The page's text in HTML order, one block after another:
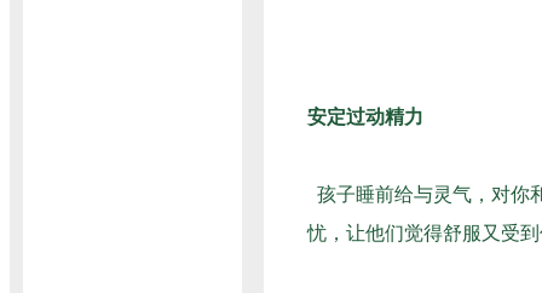
安定过动精力
孩子睡前给与灵气，对你
忧，让他们觉得舒服又受